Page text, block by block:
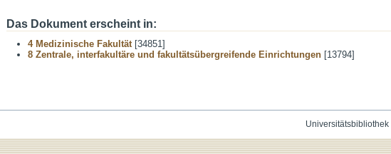
Das Dokument erscheint in:
4 Medizinische Fakultät[34851]
8 Zentrale, interfakultäre und fakultätsübergreifende Einrichtungen [13794]
Universitätsbibliothek|